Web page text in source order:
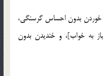
بدون احساس گرسنگى،
به خواب]، و خنديدن بدون